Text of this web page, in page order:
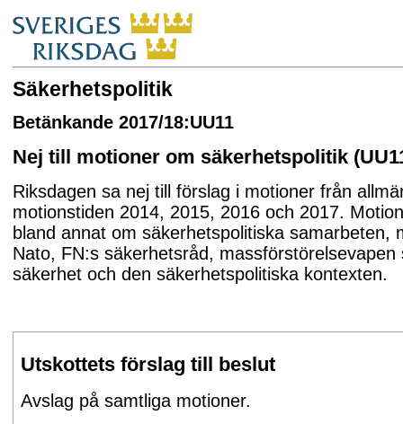
Säkerhetspolitik
Betänkande 2017/18:UU11
Nej till motioner om säkerhetspolitik
Riksdagen sa nej till förslag i motioner från
motionstiden 2014, 2015, 2016 och 2017.
bland annat om säkerhetspolitiska samarbeten,
Nato, FN:s säkerhetsråd, massförstörelsevapen
säkerhet och den säkerhetspolitiska kontexten.
Utskottets förslag till beslut
Avslag på samtliga motioner.